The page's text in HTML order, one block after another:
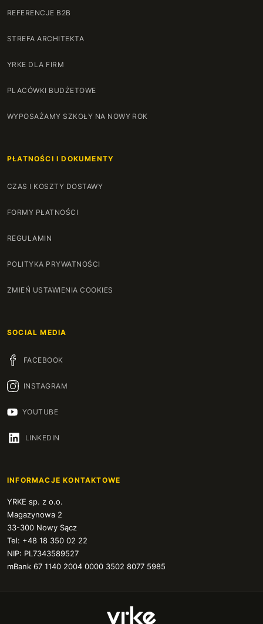
REFERENCJE B2B
STREFA ARCHITEKTA
YRKE DLA FIRM
PLACÓWKI BUDŻETOWE
WYPOSAŻAMY SZKOŁY NA NOWY ROK
PŁATNOŚCI I DOKUMENTY
CZAS I KOSZTY DOSTAWY
FORMY PŁATNOŚCI
REGULAMIN
POLITYKA PRYWATNOŚCI
ZMIEŃ USTAWIENIA COOKIES
SOCIAL MEDIA
FACEBOOK
INSTAGRAM
YOUTUBE
LINKEDIN
INFORMACJE KONTAKTOWE
YRKE sp. z o.o.
Magazynowa 2
33-300 Nowy Sącz
Tel: +48 18 350 02 22
NIP: PL7343589527
mBank 67 1140 2004 0000 3502 8077 5985